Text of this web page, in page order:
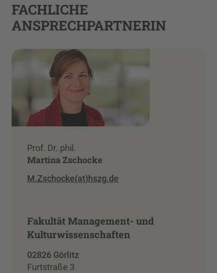
FACHLICHE
ANSPRECHPARTNERIN
Prof. Dr. phil.
Martina Zschocke
M.Zschocke(at)hszg.de
Fakultät Management- und
Kulturwissenschaften
02826 Görlitz
Furtstraße 3